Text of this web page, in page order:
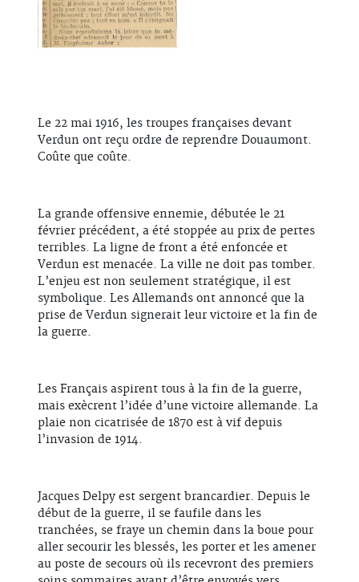
Le 22 mai 1916, les troupes françaises devant
Verdun ont reçu ordre de reprendre Douaumont.
Coûte que coûte.
La grande offensive ennemie, débutée le 21
février précédent, a été stoppée au prix de pertes
terribles. La ligne de front a été enfoncée et
Verdun est menacée. La ville ne doit pas tomber.
L’enjeu est non seulement stratégique, il est
symbolique. Les Allemands ont annoncé que la
prise de Verdun signerait leur victoire et la fin de
la guerre.
Les Français aspirent tous à la fin de la guerre,
mais exècrent l’idée d’une victoire allemande. La
plaie non cicatrisée de 1870 est à vif depuis
l’invasion de 1914.
Jacques Delpy est sergent brancardier. Depuis le
début de la guerre, il se faufile dans les
tranchées, se fraye un chemin dans la boue pour
aller secourir les blessés, les porter et les amener
au poste de secours où ils recevront des premiers